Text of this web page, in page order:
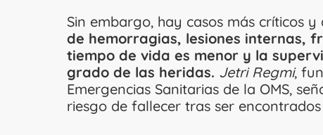
Sin embargo, hay casos más críticos
de hemorragias, lesiones internas,
tiempo de vida es menor y la
grado de las heridas. Jetri Regmi,
Emergencias Sanitarias de la OMS,
riesgo de fallecer tras ser